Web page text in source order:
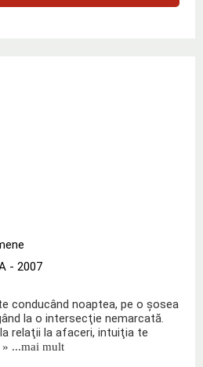
- 2007
conducând noaptea, pe o şosea
la o intersecţie nemarcată.
relaţii la afaceri, intuiţia te
» ...mai mult